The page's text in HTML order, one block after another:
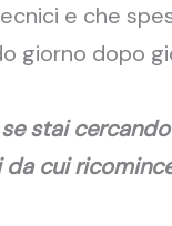
e che
giorno dopo
stai
cui